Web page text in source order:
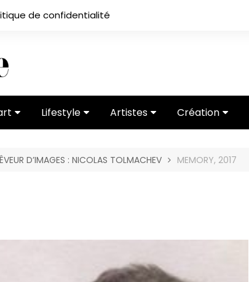
de confidentialité
Lifestyle
Mode
Artistes
Entretiens
Création
Vidéos
D’IMAGES : NICOLAS TOLMACHEV MEMORY, 2017